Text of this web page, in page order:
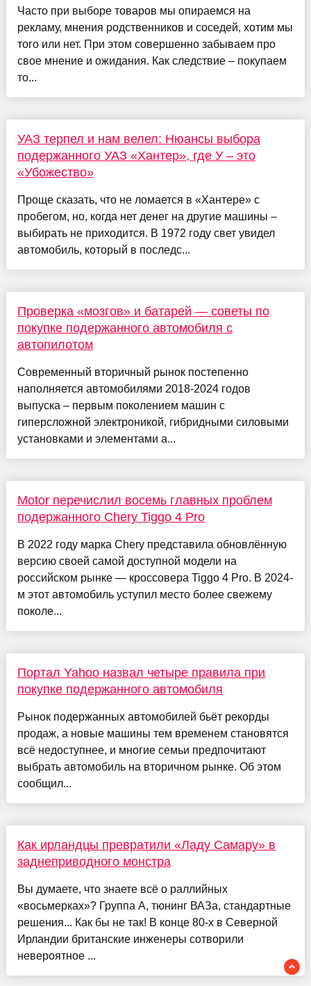
Часто при выборе товаров мы опираемся на
рекламу, мнения родственников и соседей, хотим мы
того или нет. При этом совершенно забываем про
свое мнение и ожидания. Как следствие – покупаем
то...
УАЗ терпел и нам велел: Нюансы выбора
подержанного УАЗ «Хантер», где У – это
«Убожество»
Проще сказать, что не ломается в «Хантере» с
пробегом, но, когда нет денег на другие машины –
выбирать не приходится. В 1972 году свет увидел
автомобиль, который в последс...
Проверка «мозгов» и батарей — советы по
покупке подержанного автомобиля с
автопилотом
Современный вторичный рынок постепенно
наполняется автомобилями 2018-2024 годов
выпуска – первым поколением машин с
гиперсложной электроникой, гибридными силовыми
установками и элементами а...
Motor перечислил восемь главных проблем
подержанного Chery Tiggo 4 Pro
В 2022 году марка Chery представила обновлённую
версию своей самой доступной модели на
российском рынке — кроссовера Tiggo 4 Pro. В 2024-
м этот автомобиль уступил место более свежему
поколе...
Портал Yahoo назвал четыре правила при
покупке подержанного автомобиля
Рынок подержанных автомобилей бьёт рекорды
продаж, а новые машины тем временем становятся
всё недоступнее, и многие семьи предпочитают
выбрать автомобиль на вторичном рынке. Об этом
сообщил...
Как ирландцы превратили «Ладу Самару» в
заднеприводного монстра
Вы думаете, что знаете всё о раллийных
«восьмерках»? Группа А, тюнинг ВАЗа, стандартные
решения... Как бы не так! В конце 80-х в Северной
Ирландии британские инженеры сотворили
невероятное ...